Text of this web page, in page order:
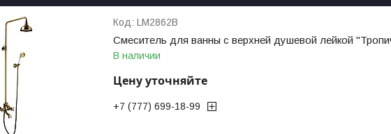
LM2862B
Смеситель для ванны с верхней душевой лейкой
В наличии
Цену уточняйте
+7 (777) 699-18-99